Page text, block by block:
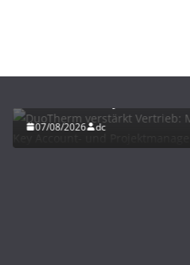
07/08/2026 dc